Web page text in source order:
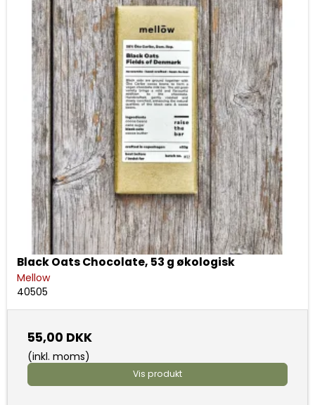
Black Oats Chocolate, 53 g økologisk
Mellow
40505
55,00 DKK
(inkl. moms)
Vis produkt